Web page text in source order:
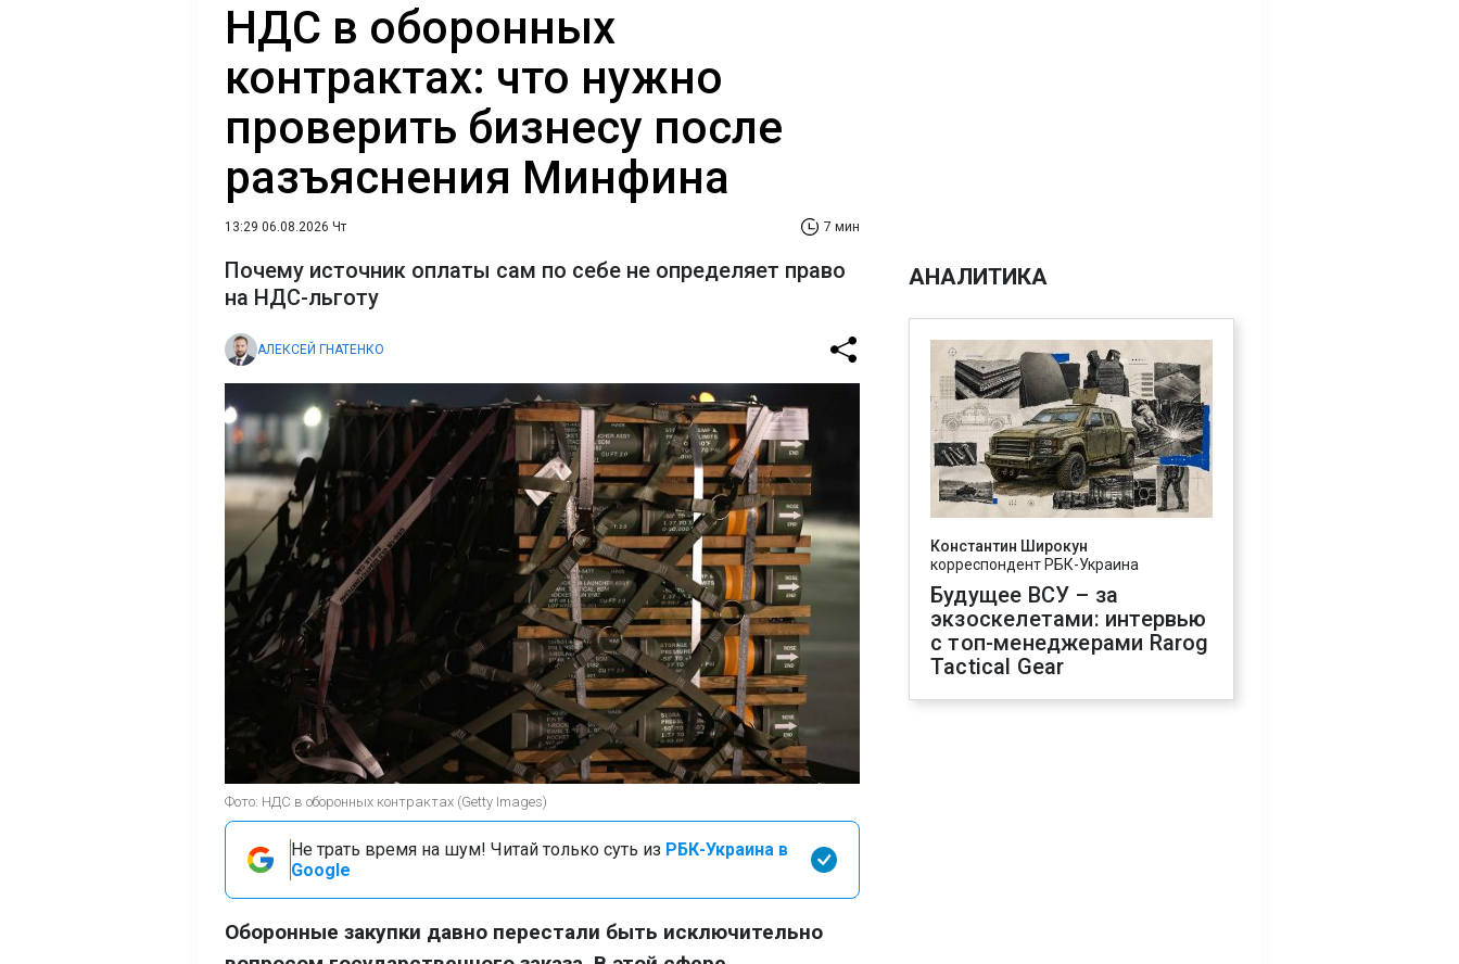
НДС в оборонных
контрактах: что нужно
проверить бизнесу после
разъяснения Минфина
13:29 06.08.2026 Чт 7 мин
Почему источник оплаты сам по себе не определяет право
на НДС-льготу
АЛЕКСЕЙ ГНАТЕНКО
Фото: НДС в оборонных контрактах (Getty Images)
Не трать время на шум! Читай только суть из РБК-Украина в
Google
Оборонные закупки давно перестали быть исключительно
АНАЛИТИКА
Константин Широкун
корреспондент РБК-Украина
Будущее ВСУ – за
экзоскелетами: интервью
с топ-менеджерами Rarog
Tactical Gear